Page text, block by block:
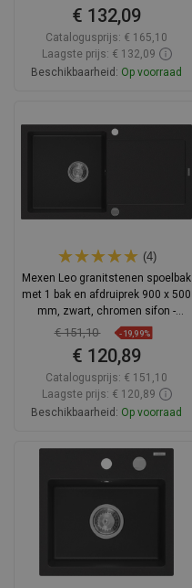
€ 132,09
Catalogusprijs: € 165,10
Laagste prijs: € 132,09
Beschikbaarheid: Op voorraad
(4)
Mexen Leo granitstenen spoelbak
met 1 bak en afdruiprek 900 x 500
mm, zwart, chromen sifon -
6501901010-77
€ 151,10 -19,99%
€ 120,89
Catalogusprijs: € 151,10
Laagste prijs: € 120,89
Beschikbaarheid: Op voorraad
In winkelwagen